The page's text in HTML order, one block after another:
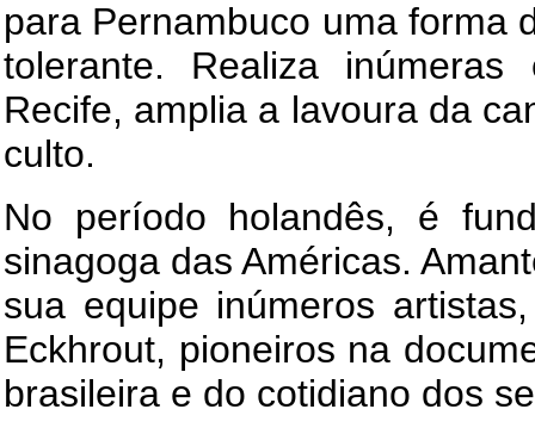
para Pernambuco uma forma
tolerante. Realiza
Recife, amplia a lavoura da
culto.
No período holandês, é
sinagoga das Américas.
sua equipe inúmeros
Eckhrout, pioneiros na
brasileira e do cotidiano dos